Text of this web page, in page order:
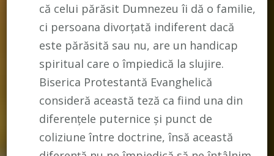
că celui părăsit Dumnezeu îi dă o familie,
ci persoana divorțată indiferent dacă
este părăsită sau nu, are un handicap
spiritual care o împiedică la slujire.
Biserica Protestantă Evanghelică
consideră această teză ca fiind una din
diferențele puternice și punct de
coliziune între doctrine, însă această